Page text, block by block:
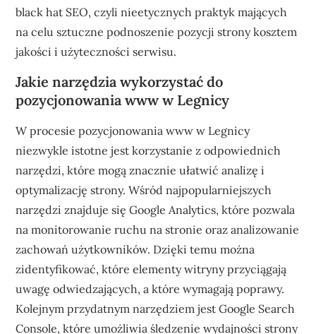
black hat SEO, czyli nieetycznych praktyk mających
na celu sztuczne podnoszenie pozycji strony kosztem
jakości i użyteczności serwisu.
Jakie narzędzia wykorzystać do
pozycjonowania www w Legnicy
W procesie pozycjonowania www w Legnicy
niezwykle istotne jest korzystanie z odpowiednich
narzędzi, które mogą znacznie ułatwić analizę i
optymalizację strony. Wśród najpopularniejszych
narzędzi znajduje się Google Analytics, które pozwala
na monitorowanie ruchu na stronie oraz analizowanie
zachowań użytkowników. Dzięki temu można
zidentyfikować, które elementy witryny przyciągają
uwagę odwiedzających, a które wymagają poprawy.
Kolejnym przydatnym narzędziem jest Google Search
Console, które umożliwia śledzenie wydajności strony